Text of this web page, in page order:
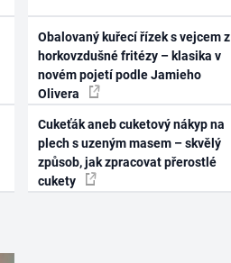
Obalovaný kuřecí řízek s vejcem z
horkovzdušné fritézy – klasika v
novém pojetí podle Jamieho
Olivera
Cukeťák aneb cuketový nákyp na
plech s uzeným masem – skvělý
způsob, jak zpracovat přerostlé
cukety